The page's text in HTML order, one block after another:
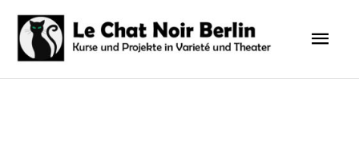
Zum
Inhalt
springen